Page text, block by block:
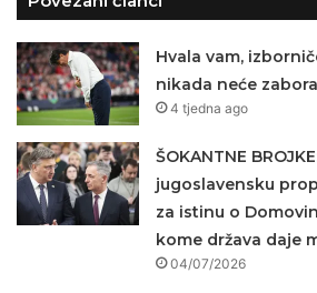
Hvala vam,
nikada neće
4 tjedna ago
ŠOKANTNE
jugoslavensku
za istinu o
kome država daje
04/07/2026